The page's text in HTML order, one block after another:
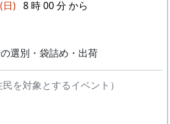
木
飾る万年草の苗を育てるため
2000-08-20 蕎麦種蒔き
種を植える。
2000-09-24 棚田オーナー稲刈
）
収穫祭
すり）して玄米にし、袋に詰
ち帰ります。|
テスト
ものか、「棚田オーナー制
のか、ちょっと見ていって下
1997年に作成し、1998年、
干の加筆を行ったもので
(日) 8 時 00 分 から
選別・袋詰め・出荷
を対象とするイベント）